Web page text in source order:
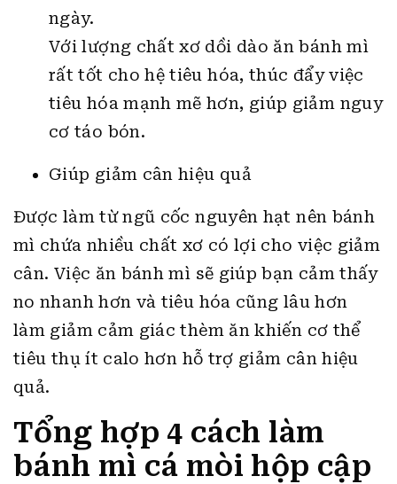
ngày.
Với lượng chất xơ dồi dào ăn bánh mì
rất tốt cho hệ tiêu hóa, thúc đẩy việc
tiêu hóa mạnh mẽ hơn, giúp giảm nguy
cơ táo bón.
Giúp giảm cân hiệu quả
Được làm từ ngũ cốc nguyên hạt nên bánh
mì chứa nhiều chất xơ có lợi cho việc giảm
cân. Việc ăn bánh mì sẽ giúp bạn cảm thấy
no nhanh hơn và tiêu hóa cũng lâu hơn
làm giảm cảm giác thèm ăn khiến cơ thể
tiêu thụ ít calo hơn hỗ trợ giảm cân hiệu
quả.
Tổng hợp 4 cách làm
bánh mì cá mòi hộp cập